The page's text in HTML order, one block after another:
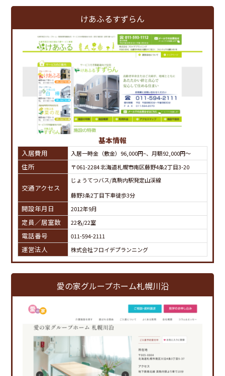
けあふるすずらん
基本情報
入居費用 入居一時金（敷金）96,000円~、月額92,000円～
住所 〒061-2284 北海道札幌市南区藤野4条2丁目3-20
交通アクセス
じょうてつバス/真駒内駅発定山渓線
藤野3条2丁目下車徒歩3分
開設年月日 2012年9月
定員／居室数 22名/22室
電話番号 011-594-2111
運営法人 株式会社フロイデプランニング
愛の家グループホーム札幌川沿